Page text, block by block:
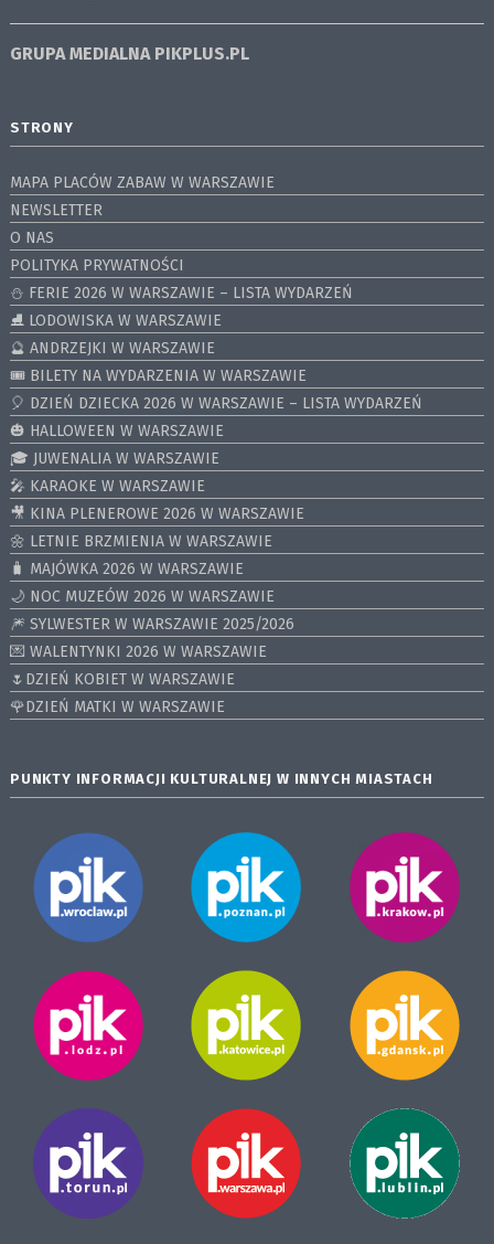
GRUPA MEDIALNA PIKPLUS.PL
STRONY
MAPA PLACÓW ZABAW W WARSZAWIE
NEWSLETTER
O NAS
POLITYKA PRYWATNOŚCI
⛄️ FERIE 2026 W WARSZAWIE – LISTA WYDARZEŃ
⛸ LODOWISKA W WARSZAWIE
🔮 ANDRZEJKI W WARSZAWIE
🎟️ BILETY NA WYDARZENIA W WARSZAWIE
🎈 DZIEŃ DZIECKA 2026 W WARSZAWIE – LISTA WYDARZEŃ
🎃 HALLOWEEN W WARSZAWIE
🎓 JUWENALIA W WARSZAWIE
🎤 KARAOKE W WARSZAWIE
🎥 KINA PLENEROWE 2026 W WARSZAWIE
🌼 LETNIE BRZMIENIA W WARSZAWIE
🧳 MAJÓWKA 2026 W WARSZAWIE
🌙 NOC MUZEÓW 2026 W WARSZAWIE
🎆 SYLWESTER W WARSZAWIE 2025/2026
💌 WALENTYNKI 2026 W WARSZAWIE
🌷DZIEŃ KOBIET W WARSZAWIE
🌹DZIEŃ MATKI W WARSZAWIE
PUNKTY INFORMACJI KULTURALNEJ W INNYCH MIASTACH